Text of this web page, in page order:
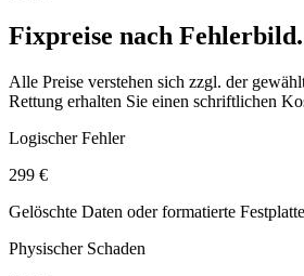
Fixpreise nach Fehlerbild.
Alle Preise verstehen sich zzgl. der
Rettung erhalten Sie einen schriftlichen
Logischer Fehler
299 €
Gelöschte Daten oder formatierte
Physischer Schaden